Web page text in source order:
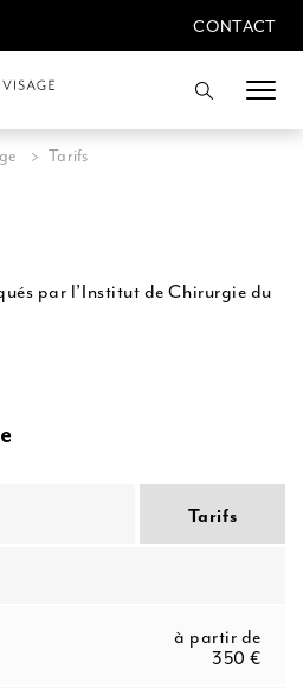
CONTACT
CONTACT
> Tarifs
par l’Institut de Chirurgie du
Tarifs
à partir de
350 €